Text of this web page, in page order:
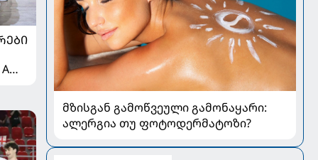
მზისგან გამოწვეული გამონაყარი:
ალერგია თუ ფოტოდერმატოზი?